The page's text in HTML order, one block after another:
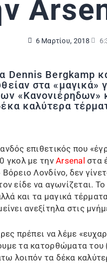
6 Μαρτίου, 2018
Dennis Bergkamp
στα «μαγικά»
«Κανονιέρηδων»
καλύτερα
επιθετικός που
γκολ με τηνArsenalστα
Λονδίνο, δεν
είδε να αγωνίζεται.
και τα μαγικά
ανεξίτηλα στις
πρέπει να λέμε
τα κατορθώματα του
λοιπόν τα δέκα